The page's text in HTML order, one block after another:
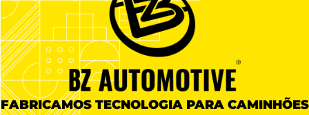
FABRICAMOS TECNOLOGIA PARA CAMINHÕES